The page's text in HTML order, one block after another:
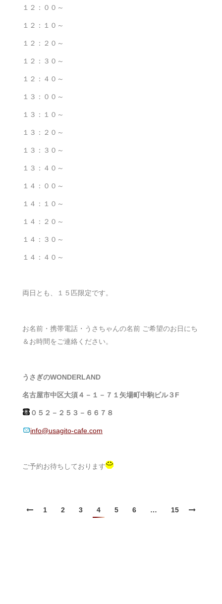
１２：００～
１２：１０～
１２：２０～
１２：３０～
１２：４０～
１３：００～
１３：１０～
１３：２０～
１３：３０～
１３：４０～
１４：００～
１４：１０～
１４：２０～
１４：３０～
１４：４０～
両日とも、１５匹限定です。
お名前・携帯電話・うさちゃんの名前 ご希望のお日にち
＆お時間をご連絡ください。
うさぎのWONDERLAND
名古屋市中区大須４－１－７１矢場町中駒ビル３F
０５２－２５３－６６７８
info@usagito-cafe.com
ご予約お待ちしております
1 2 3 4 5 6 … 15